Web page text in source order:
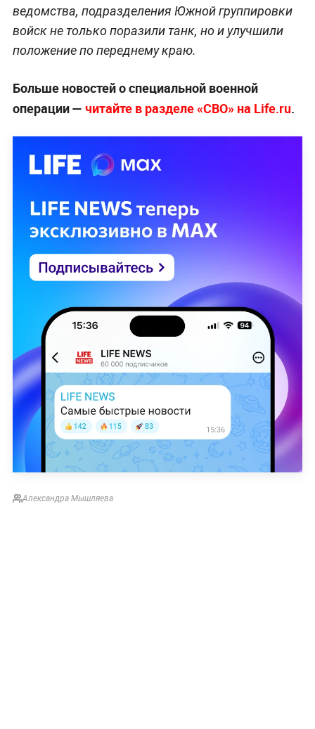
ведомства, подразделения Южной группировки
войск не только поразили танк, но и улучшили
положение по переднему краю.
Больше новостей о специальной военной
операции — читайте в разделе «СВО» на Life.ru.
Александра Мышляева